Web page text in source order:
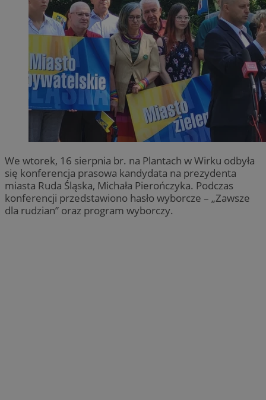
We wtorek, 16 sierpnia br. na Plantach w Wirku odbyła
się konferencja prasowa kandydata na prezydenta
miasta Ruda Śląska, Michała Pierończyka. Podczas
konferencji przedstawiono hasło wyborcze – „Zawsze
dla rudzian” oraz program wyborczy.